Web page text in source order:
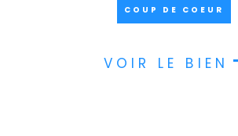
COUP DE COEUR
VOIR LE BIEN